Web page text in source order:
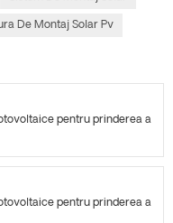
De Montaj Solar Pv
pentru prinderea a
pentru prinderea a